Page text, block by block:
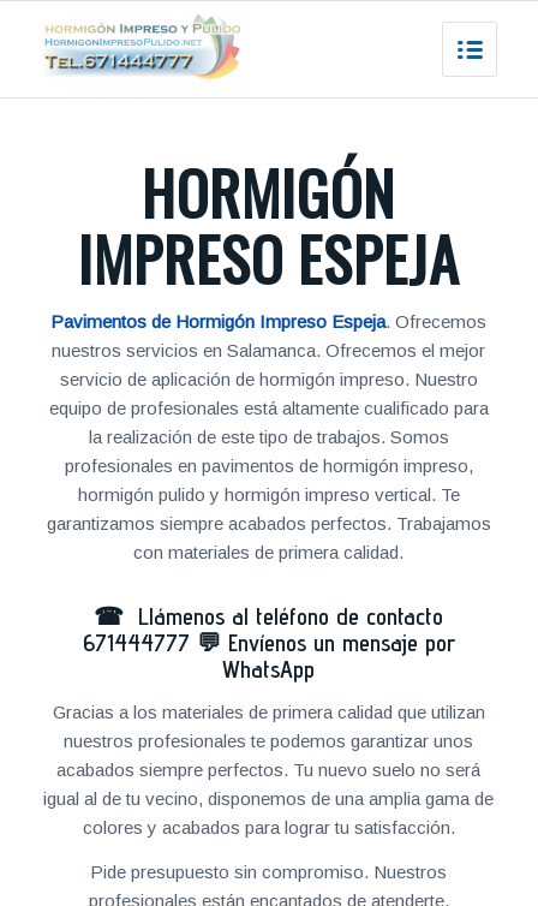
HORMIGÓN
IMPRESO ESPEJA
Pavimentos de Hormigón Impreso Espeja. Ofrecemos
nuestros servicios en Salamanca. Ofrecemos el mejor
servicio de aplicación de hormigón impreso. Nuestro
equipo de profesionales está altamente cualificado para
la realización de este tipo de trabajos. Somos
profesionales en pavimentos de hormigón impreso,
hormigón pulido y hormigón impreso vertical. Te
garantizamos siempre acabados perfectos. Trabajamos
con materiales de primera calidad.
☎ Llámenos al teléfono de contacto
671444777 💬 Envíenos un mensaje por
WhatsApp
Gracias a los materiales de primera calidad que utilizan
nuestros profesionales te podemos garantizar unos
acabados siempre perfectos. Tu nuevo suelo no será
igual al de tu vecino, disponemos de una amplia gama de
colores y acabados para lograr tu satisfacción.
Pide presupuesto sin compromiso. Nuestros
profesionales están encantados de atenderte.